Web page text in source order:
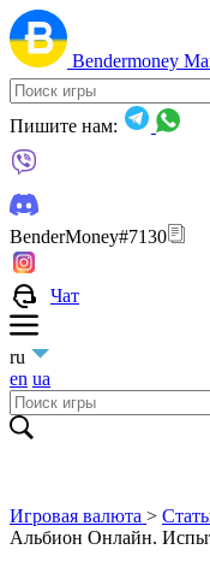
Bendermoney
Пишите нам:
BenderMoney#7130
Чат
ru
en ua
Игровая валюта >
Альбион Онлайн.